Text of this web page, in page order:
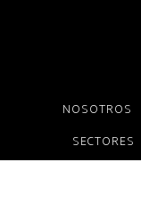
NOSOTROS
SECTORES